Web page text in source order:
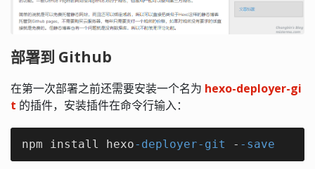
部署到 Github
在第一次部署之前还需要安装一个名为 hexo-deployer-gi
t 的插件，安装插件在命令行输入：
npm install hexo-deployer-git - -save